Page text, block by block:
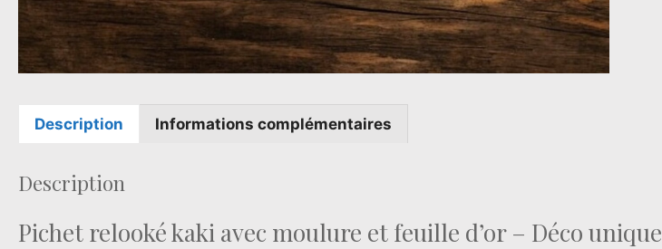
Description Informations complémentaires
Description
Pichet relooké kaki avec moulure et feuille d’or – Déco unique